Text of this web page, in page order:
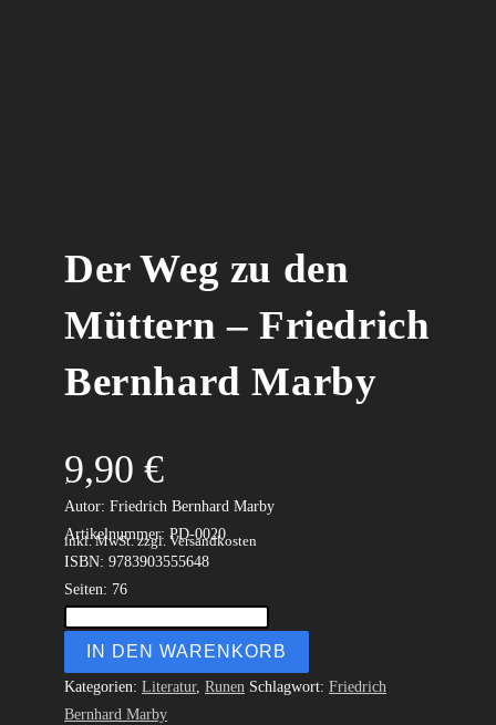
Der Weg zu den
Müttern – Friedrich
Bernhard Marby
9,90 €
inkl. MwSt. zzgl. Versandkosten
.
Autor: Friedrich Bernhard Marby
Artikelnummer: PD-0020
ISBN: 9783903555648
Seiten: 76
IN DEN WARENKORB
Kategorien: Literatur, Runen Schlagwort: Friedrich
Bernhard Marby